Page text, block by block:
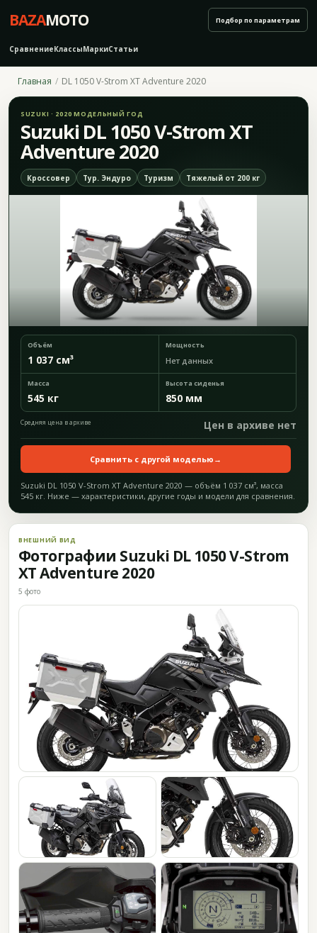
BAZAMOTO
СравнениеКлассыМаркиСтатьи
Подбор по параметрам
Главная DL 1050 V-Strom XT Adventure 2020
SUZUKI · 2020 МОДЕЛЬНЫЙ ГОД
Suzuki DL 1050 V-Strom XT
Adventure 2020
Кроссовер Тур. Эндуро Туризм Тяжелый от 200 кг
Объём
1 037 см³
Мощность
Нет данных
Масса
545 кг
Высота сиденья
850 мм
Средняя цена в архиве Цен в архиве нет
Сравнить с другой моделью →
Suzuki DL 1050 V-Strom XT Adventure 2020 — объём 1 037 см³, масса
545 кг. Ниже — характеристики, другие годы и модели для сравнения.
ВНЕШНИЙ ВИД
Фотографии Suzuki DL 1050 V-Strom
XT Adventure 2020
5 фото